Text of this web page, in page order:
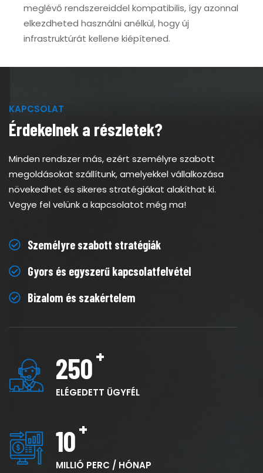
meglévő rendszereiddel kompatibilis, így azonnal
elkezdheted használni anélkül, hogy új
infrastruktúrát kellene kiépítened.
KAPCSOLAT
Érdekelnek a részletek?
Minden rendszer más, ezért személyre szabott
megoldásokat szállítunk, amelyekkel vállalkozása
növekedhet és sikeres stratégiákat alakíthat ki.
Vegye fel velünk a kapcsolatot még ma!
Személyre szabott stratégiák
Gyors és egyszerű kapcsolatfelvétel
Bizalom és szakértelem
250
ELÉGEDETT ÜGYFÉL
10
MILLIÓ PERC / HÓNAP